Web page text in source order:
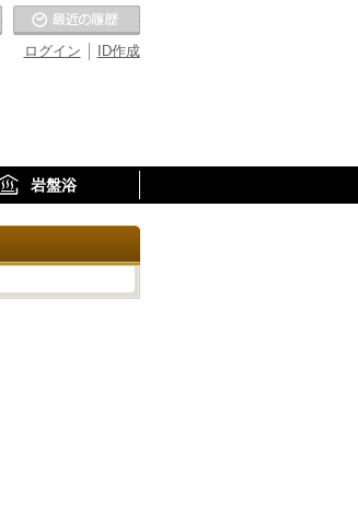
ID作成
ログイン
お気に入りの温泉
岩盤浴